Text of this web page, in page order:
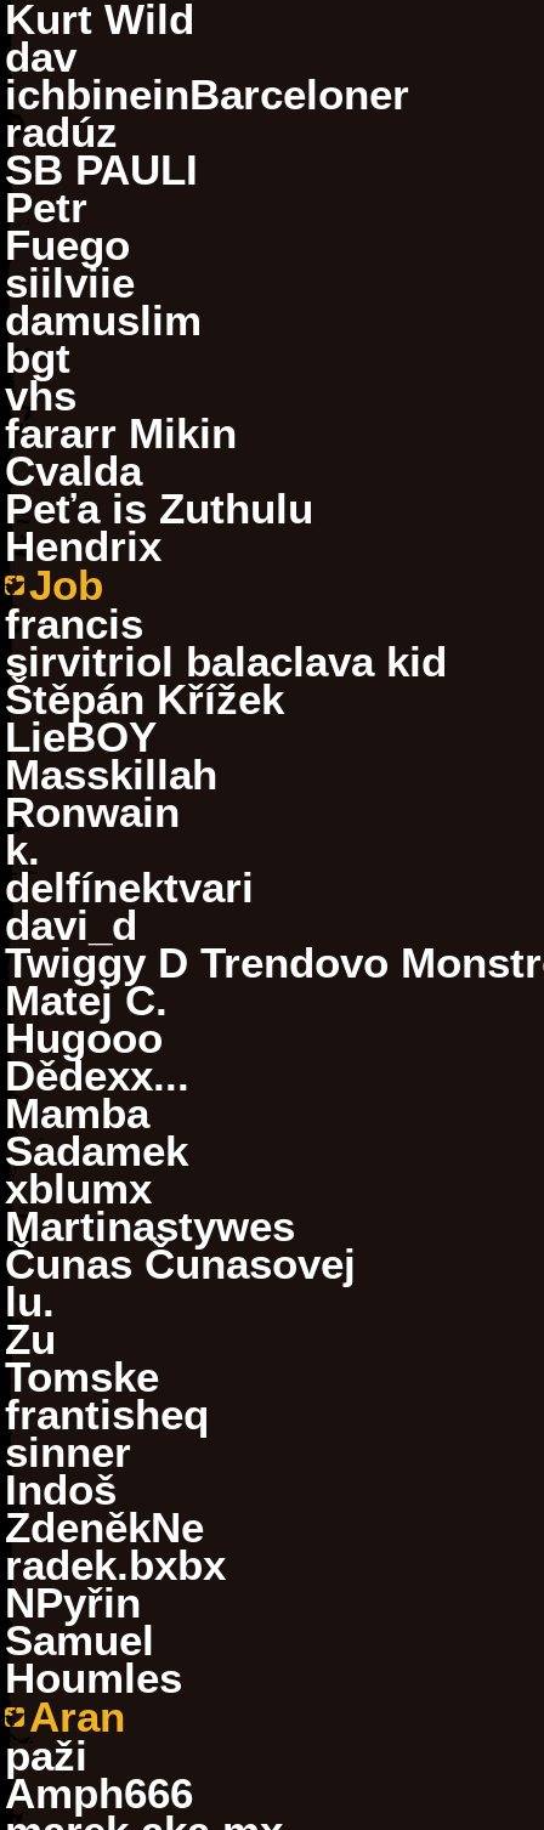
Kurt Wild
dav
ichbineinBarceloner
radúz
SB PAULI
Petr
Fuego
siilviie
damuslim
bgt
vhs
fararr Mikin
Cvalda
Peťa is Zuthulu
Hendrix
Job
francis
sirvitriol balaclava kid
Štěpán Křížek
LieBOY
Masskillah
Ronwain
k.
delfínektvari
davi_d
Twiggy D Trendovo
Matej C.
Hugooo
Dědexx...
Mamba
Sadamek
xblumx
Martinastywes
Čunas Čunasovej
lu.
Zu
Tomske
frantisheq
sinner
Indoš
ZdeněkNe
radek.bxbx
NPyřin
Samuel
Houmles
Aran
paži
Amph666